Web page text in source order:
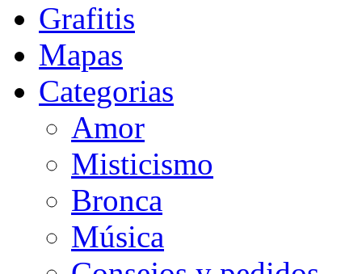
Grafitis
Mapas
Categorias
Amor
Misticismo
Bronca
Música